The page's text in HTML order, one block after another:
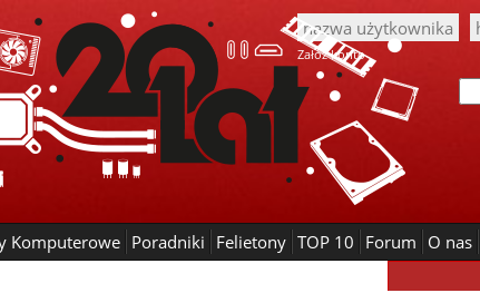
Załóż konto
Komputerowe Poradniki Felietony TOP 10 Forum O nas